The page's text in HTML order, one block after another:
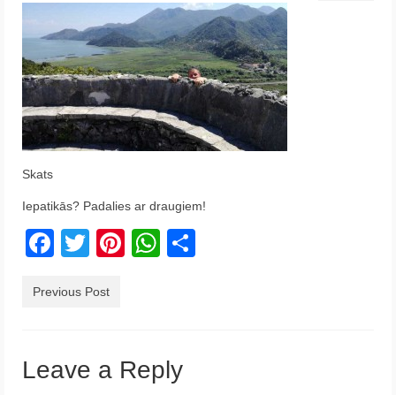
Melnkalne
Grieķija
Austrija
Indonēzija
Skats
Iepatikās? Padalies ar draugiem!
Facebook
TwitterPinterest
WhatsApp
Previous Post
Leave a Reply